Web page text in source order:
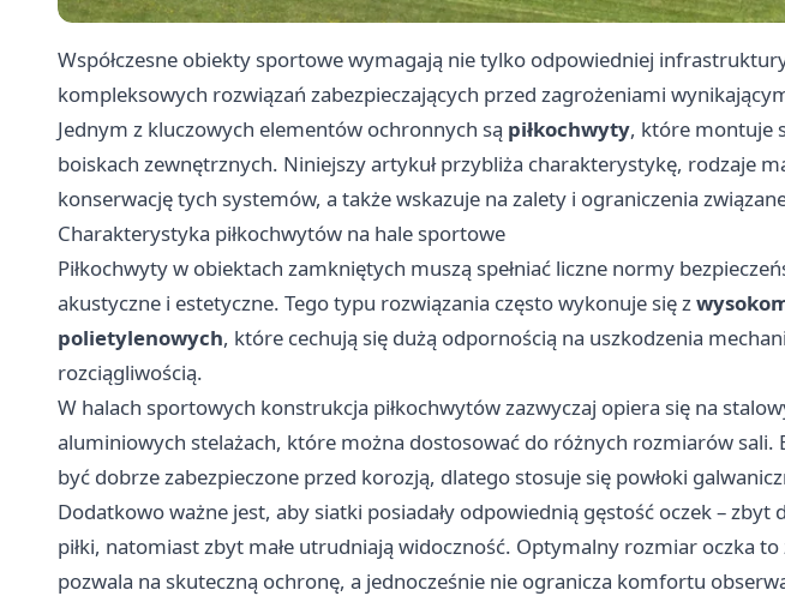
Współczesne obiekty sportowe wymagają nie tylko odpowiedniej
kompleksowych rozwiązań zabezpieczających przed zagrożeniami
Jednym z kluczowych elementów ochronnych są piłkochwyty, które montuje
boiskach zewnętrznych. Niniejszy artykuł przybliża charakterystykę, rodzaje
konserwację tych systemów, a także wskazuje na zalety i ograniczenia
Charakterystyka piłkochwytów na hale sportowe
Piłkochwyty w obiektach zamkniętych muszą spełniać liczne normy
akustyczne i estetyczne. Tego typu rozwiązania często wykonuje się z
polietylenowych, które cechują się dużą odpornością na uszkodzenia
rozciągliwością.
W halach sportowych konstrukcja piłkochwytów zazwyczaj opiera się na
aluminiowych stelażach, które można dostosować do różnych rozmiarów sali.
być dobrze zabezpieczone przed korozją, dlatego stosuje się powłoki
Dodatkowo ważne jest, aby siatki posiadały odpowiednią gęstość oczek – zbyt
piłki, natomiast zbyt małe utrudniają widoczność. Optymalny rozmiar oczka
pozwala na skuteczną ochronę, a jednocześnie nie ogranicza komfortu